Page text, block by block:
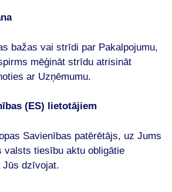
bažas vai strīdi par Pakalpojumu,
mēģināt strīdu atrisināt
ar Uzņēmumu.
(ES) lietotājiem
Savienības patērētājs, uz Jums
valsts tiesību aktu obligātie
Jūs dzīvojat.